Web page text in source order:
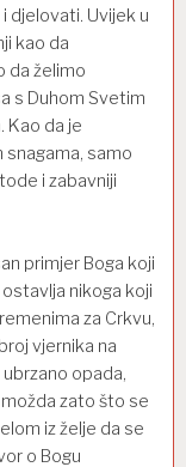
djelovati. Uvijek u
kao da
da želimo
s Duhom Svetim
Kao da je
samo
i zabavniji
primjer Boga koji
nikoga koji
za Crkvu,
vjernika na
opada,
zato što se
iz želje da se
o Bogu